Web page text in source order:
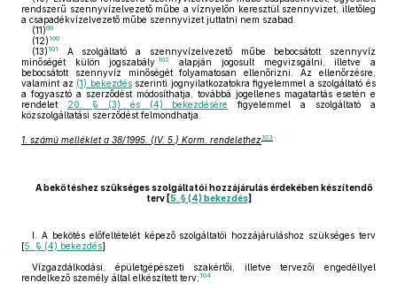
rendszerű szennyvízelvezető műbe a víznyelőn keresztül szennyvizet, illetőleg
a csapadékvízelvezető műbe szennyvizet juttatni nem szabad.
(11)99
(12) 100
(13) 101
A szolgáltató a szennyvízelvezető műbe bebocsátott szennyvíz
minőségét külön jogszabály 102
alapján jogosult megvizsgálni, illetve a
bebocsátott szennyvíz minőségét folyamatosan ellenőrizni. Az ellenőrzésre,
valamint az (1) bekezdésszerinti jognyilatkozatokra figyelemmel a szolgáltató és
a fogyasztó a szerződést módosíthatja, továbbá jogellenes magatartás esetén e
rendelet 20. § (3) és (4) bekezdésére
figyelemmel a szolgáltató a
közszolgáltatási szerződést felmondhatja.
1. számú melléklet a 38/1995. (IV. 5.) Korm. rendelethez103
A bekötéshez szükséges szolgáltatói hozzájárulás érdekében készítendő
terv [5. § (4) bekezdés]
I. A bekötés előfeltételét képező szolgáltatói hozzájáruláshoz szükséges terv
[5. § (4) bekezdés]
Vízgazdálkodási, épületgépészeti szakértői, illetve tervezői engedéllyel
rendelkező személy által elkészített terv; 104